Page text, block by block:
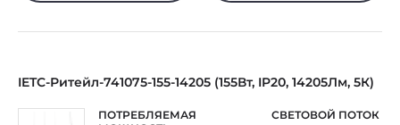
IETC-Ритейл-741075-155-14205 (155Вт, IP20, 14205Лм, 5К)